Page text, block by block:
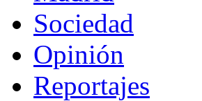
Sociedad
Opinión
Reportajes